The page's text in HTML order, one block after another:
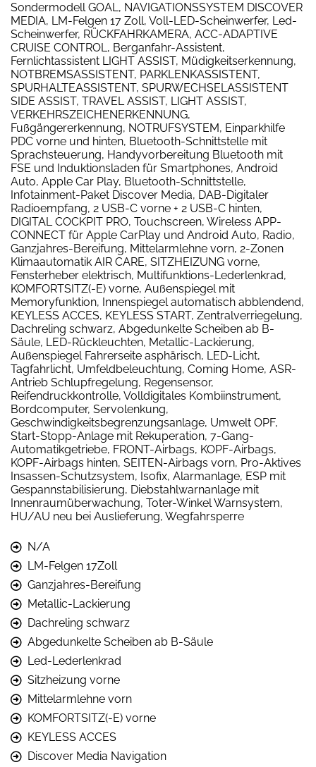
Sondermodell GOAL, NAVIGATIONSSYSTEM DISCOVER
MEDIA, LM-Felgen 17 Zoll, Voll-LED-Scheinwerfer, Led-
Scheinwerfer, RÜCKFAHRKAMERA, ACC-ADAPTIVE
CRUISE CONTROL, Berganfahr-Assistent,
Fernlichtassistent LIGHT ASSIST, Müdigkeitserkennung,
NOTBREMSASSISTENT, PARKLENKASSISTENT,
SPURHALTEASSISTENT, SPURWECHSELASSISTENT
SIDE ASSIST, TRAVEL ASSIST, LIGHT ASSIST,
VERKEHRSZEICHENERKENNUNG,
Fußgängererkennung, NOTRUFSYSTEM, Einparkhilfe
PDC vorne und hinten, Bluetooth-Schnittstelle mit
Sprachsteuerung, Handyvorbereitung Bluetooth mit
FSE und Induktionsladen für Smartphones, Android
Auto, Apple Car Play, Bluetooth-Schnittstelle,
Infotainment-Paket Discover Media, DAB-Digitaler
Radioempfang, 2 USB-C vorne + 2 USB-C hinten,
DIGITAL COCKPIT PRO, Touchscreen, Wireless APP-
CONNECT für Apple CarPlay und Android Auto, Radio,
Ganzjahres-Bereifung, Mittelarmlehne vorn, 2-Zonen
Klimaautomatik AIR CARE, SITZHEIZUNG vorne,
Fensterheber elektrisch, Multifunktions-Lederlenkrad,
KOMFORTSITZ(-E) vorne, Außenspiegel mit
Memoryfunktion, Innenspiegel automatisch abblendend,
KEYLESS ACCES, KEYLESS START, Zentralverriegelung,
Dachreling schwarz, Abgedunkelte Scheiben ab B-
Säule, LED-Rückleuchten, Metallic-Lackierung,
Außenspiegel Fahrerseite asphärisch, LED-Licht,
Tagfahrlicht, Umfeldbeleuchtung, Coming Home, ASR-
Antrieb Schlupfregelung, Regensensor,
Reifendruckkontrolle, Volldigitales Kombiinstrument,
Bordcomputer, Servolenkung,
Geschwindigkeitsbegrenzungsanlage, Umwelt OPF,
Start-Stopp-Anlage mit Rekuperation, 7-Gang-
Automatikgetriebe, FRONT-Airbags, KOPF-Airbags,
KOPF-Airbags hinten, SEITEN-Airbags vorn, Pro-Aktives
Insassen-Schutzsystem, Isofix, Alarmanlage, ESP mit
Gespannstabilisierung, Diebstahlwarnanlage mit
Innenraumüberwachung, Toter-Winkel Warnsystem,
HU/AU neu bei Auslieferung, Wegfahrsperre
N/A
LM-Felgen 17Zoll
Ganzjahres-Bereifung
Metallic-Lackierung
Dachreling schwarz
Abgedunkelte Scheiben ab B-Säule
Led-Lederlenkrad
Sitzheizung vorne
Mittelarmlehne vorn
KOMFORTSITZ(-E) vorne
KEYLESS ACCES
Discover Media Navigation